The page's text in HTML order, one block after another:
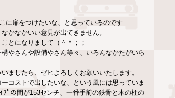
に扉をつけたいな、と思っているのです
かなかいい意見が出てきません。
とになりまして（＾＾；；
やさんや設備やさん等々、いろんなかたがいら
ましたら、ゼヒよろしくお願いいたします。
コストで出したいな、という風には思っていま
ﾟの間が153センチ、一番手前の鉄骨と木の柱の